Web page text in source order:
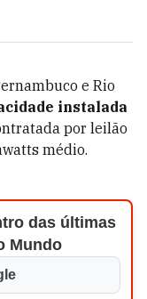
e Rio
instalada
por leilão
médio.
das últimas
Mundo